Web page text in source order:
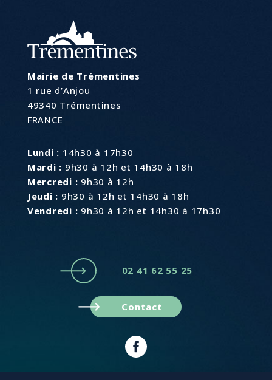
Mairie de Trémentines
1 rue d’Anjou
49340 Trémentines
FRANCE
Lundi : 14h30 à 17h30
Mardi : 9h30 à 12h et 14h30 à 18h
Mercredi : 9h30 à 12h
Jeudi : 9h30 à 12h et 14h30 à 18h
Vendredi : 9h30 à 12h et 14h30 à 17h30
02 41 62 55 25
Contact